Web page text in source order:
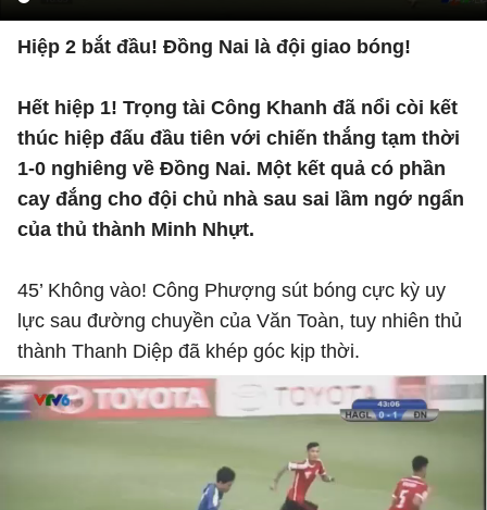
Hiệp 2 bắt đầu! Đồng Nai là đội giao bóng!
Hết hiệp 1! Trọng tài Công Khanh đã nổi còi kết
thúc hiệp đấu đầu tiên với chiến thắng tạm thời
1-0 nghiêng về Đồng Nai. Một kết quả có phần
cay đắng cho đội chủ nhà sau sai lầm ngớ ngẩn
của thủ thành Minh Nhựt.
45’ Không vào! Công Phượng sút bóng cực kỳ uy
lực sau đường chuyền của Văn Toàn, tuy nhiên thủ
thành Thanh Diệp đã khép góc kịp thời.